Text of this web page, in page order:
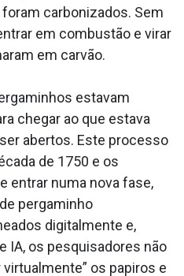
carbonizados. Sem
em combustão e virar
em carvão.
estavam
chegar ao que estava
abertos. Este processo
de 1750 e os
entrar numa nova fase,
pergaminho
digitalmente e,
IA, os pesquisadores não
os papiros e